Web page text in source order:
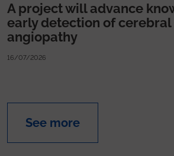
A project will advance
early detection of
angiopathy
16/07/2026
See more